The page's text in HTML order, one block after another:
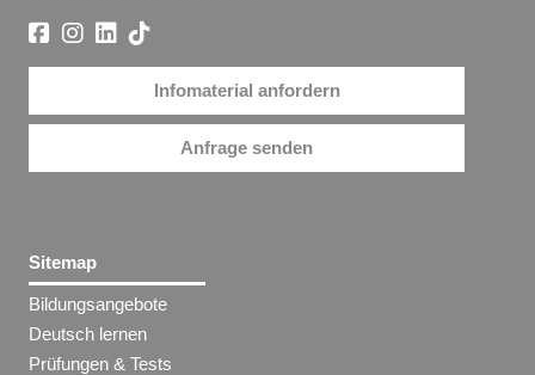
Infomaterial anfordern
Anfrage senden
Sitemap
Bildungsangebote
Deutsch lernen
Prüfungen & Tests